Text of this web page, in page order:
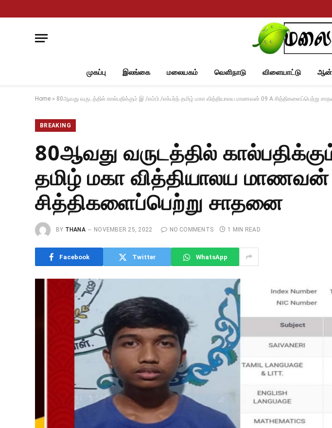
முகப்பு இலங்கை மலையகம் வெளிநாடு விளையாட்டு
Home » 80ஆவது வருடத்தில் கால்பதிக்கும் இ /எம்பி /எக்பர்த் தமிழ் மகா வித்தியாலய மாணவன் 09 A சித்திகளைப்பெற்று
BREAKING
80ஆவது வருடத்தில்
தமிழ் மகா வித்தியாலய
சித்திகளைப்பெற்று சாதனை
BY THANA NOVEMBER 25, 2022 NO COMMENTS 1 MIN READ
Facebook Twitter WhatsApp